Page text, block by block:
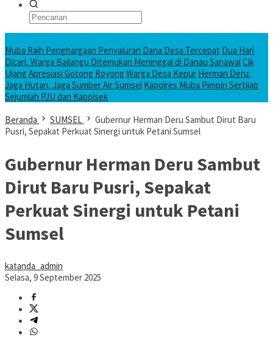
Muba Raih Penghargaan Penyaluran Dana Desa Tercepat Dua Hari
Dicari, Warga Bailangu Ditemukan Meninggal di Danau SanawalCik
Ujang Apresiasi Gotong Royong Warga Desa Kepur Herman Deru:
Jaga Hutan, Jaga Sumber Air Sumsel Kapolres Muba Pimpin Sertijab
Sejumlah PJU dan Kapolsek
Beranda
SUMSEL
Gubernur Herman Deru Sambut Dirut Baru
Pusri, Sepakat Perkuat Sinergi untuk Petani Sumsel
Gubernur Herman Deru Sambut
Dirut Baru Pusri, Sepakat
Perkuat Sinergi untuk Petani
Sumsel
katanda_admin
Selasa, 9 September 2025